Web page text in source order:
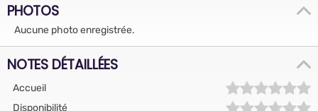
PHOTOS
Aucune photo enregistrée.
NOTES DÉTAILLÉES
Accueil
Disponibilité